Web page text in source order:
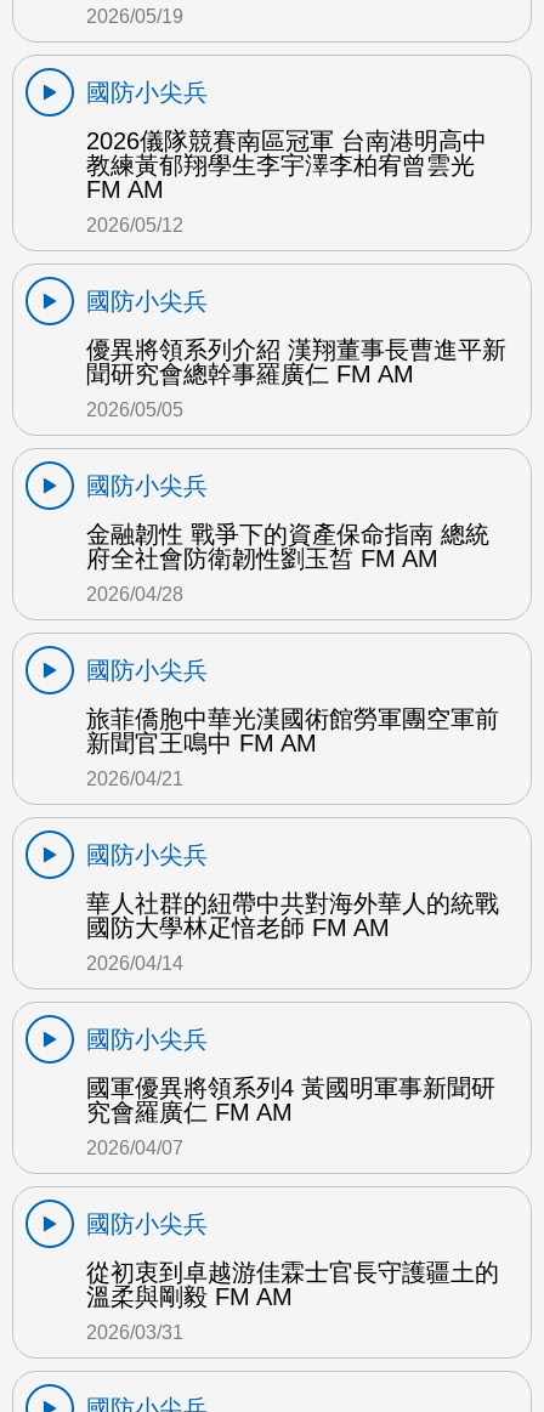
2026/05/19
國防小尖兵
2026儀隊競賽南區冠軍 台南港明高中
教練黃郁翔學生李宇澤李柏宥曾雲光
FM AM
2026/05/12
國防小尖兵
優異將領系列介紹 漢翔董事長曹進平新
聞研究會總幹事羅廣仁 FM AM
2026/05/05
國防小尖兵
金融韌性 戰爭下的資產保命指南 總統
府全社會防衛韌性劉玉皙 FM AM
2026/04/28
國防小尖兵
旅菲僑胞中華光漢國術館勞軍團空軍前
新聞官王鳴中 FM AM
2026/04/21
國防小尖兵
華人社群的紐帶中共對海外華人的統戰
國防大學林疋愔老師 FM AM
2026/04/14
國防小尖兵
國軍優異將領系列4 黃國明軍事新聞研
究會羅廣仁 FM AM
2026/04/07
國防小尖兵
從初衷到卓越游佳霖士官長守護疆土的
溫柔與剛毅 FM AM
2026/03/31